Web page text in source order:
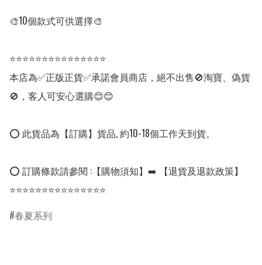
🎨10個款式可供選擇🎨
⭐⭐⭐⭐⭐⭐⭐⭐⭐⭐⭐⭐⭐⭐⭐
本店為✅正版正貨✅承諾會員商店，絕不出售🚫淘寶、偽貨
🚫，客人可安心選購😊😊
⭕ 此貨品為【訂購】貨品, 約10-18個工作天到貨。
⭕ 訂購條款請參閱 :【購物須知】➡️ 【退貨及退款政策】
⭐⭐⭐⭐⭐⭐⭐⭐⭐⭐⭐⭐⭐⭐⭐
春夏系列